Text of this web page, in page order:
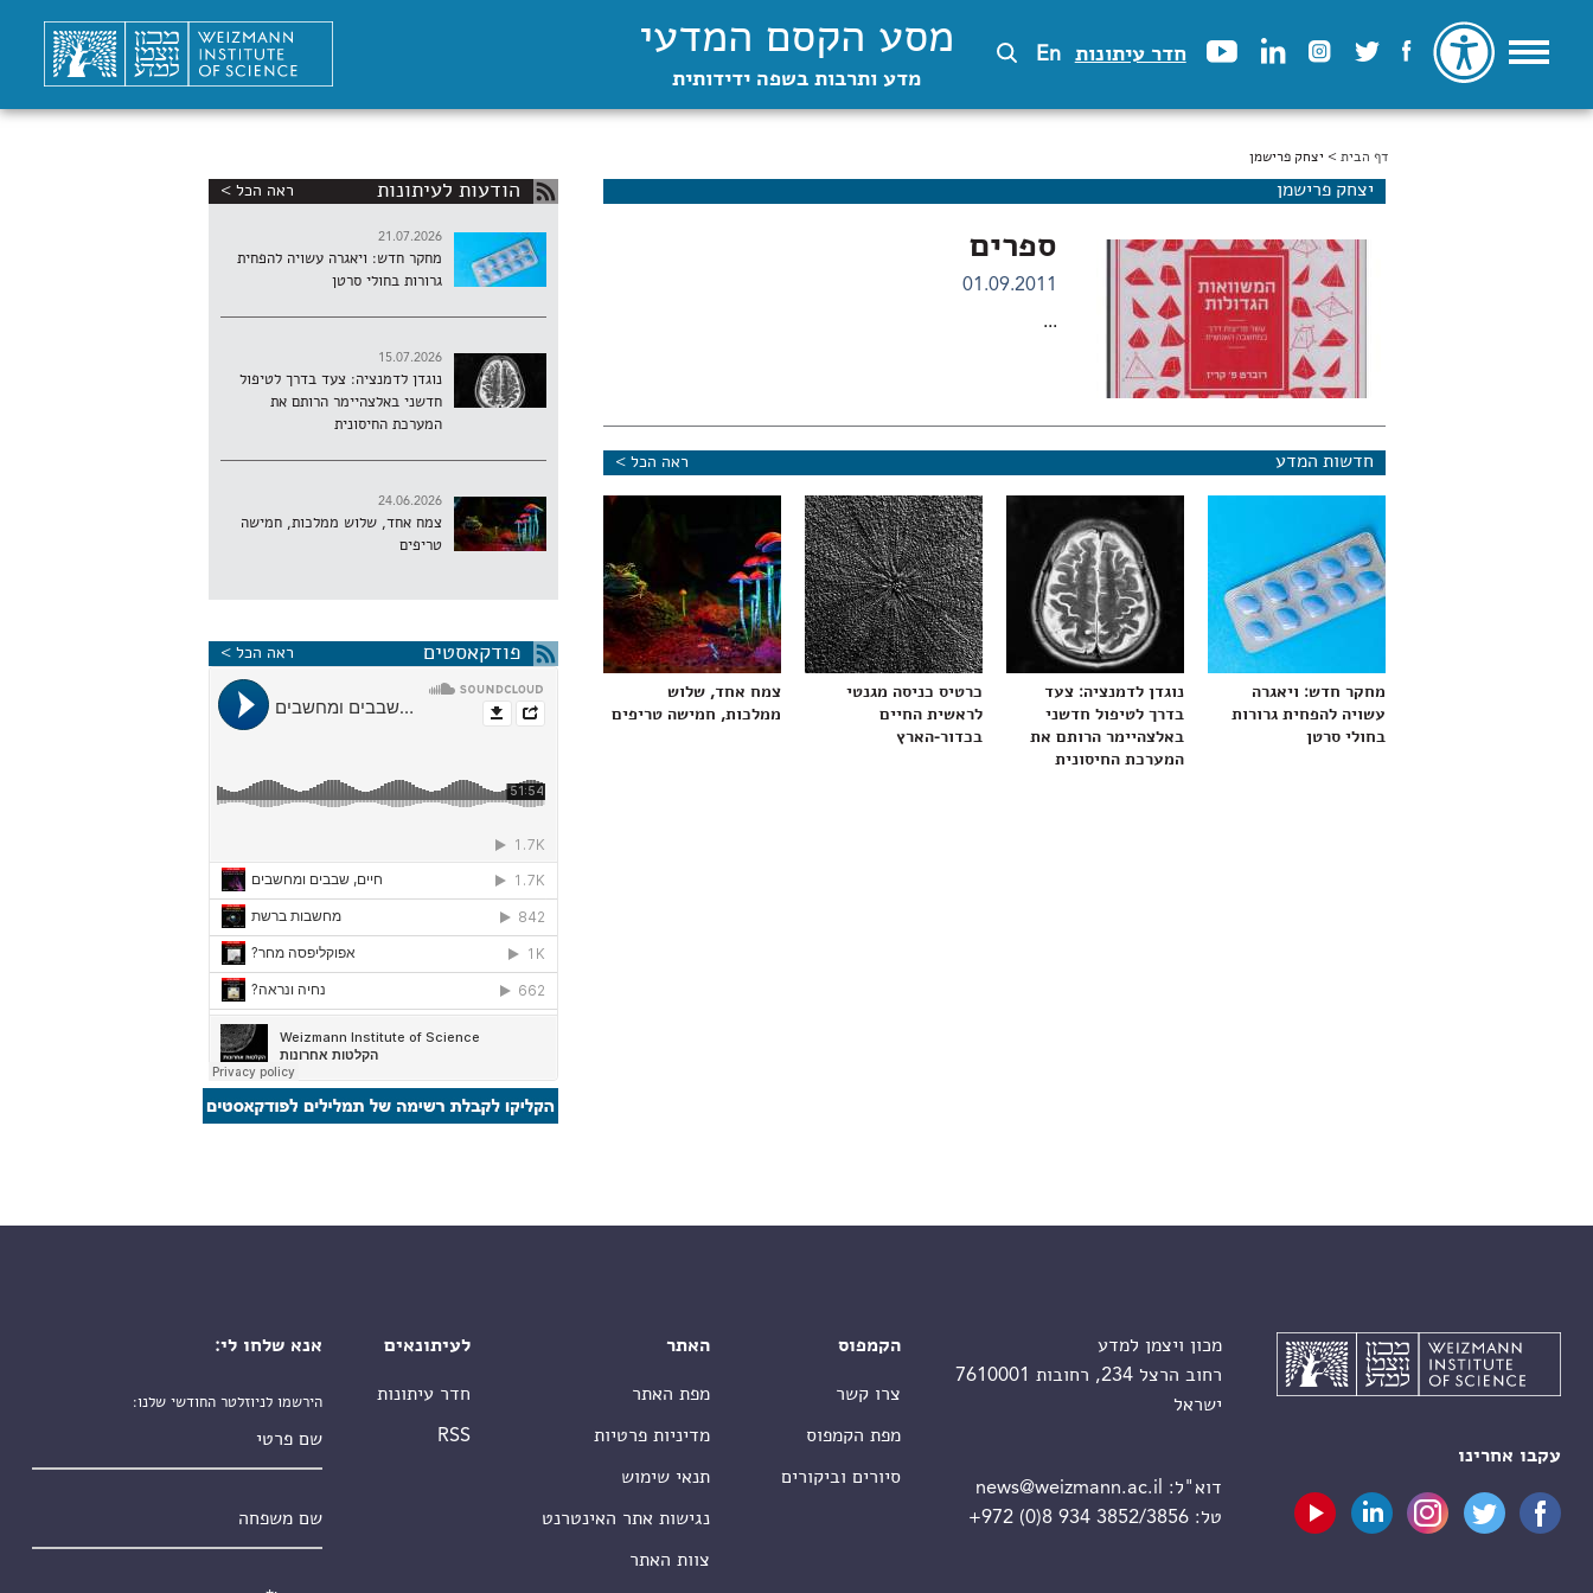
חדר עיתונות En מסע הקסם המדעי
מדע ותרבות בשפה ידידותית
הינך נמצא כאן
דף הבית > יצחק פרישמן
יצחק פרישמן
ספרים
01.09.2011
...
חדשות המדע ראה הכל >
מחקר חדש: ויאגרה
עשויה להפחית גרורות
בחולי סרטן
נוגדן לדמנציה: צעד
בדרך לטיפול חדשני
באלצהיימר הרותם את
המערכת החיסונית
כרטיס כניסה מגנטי
לראשית החיים
בכדור-הארץ
צמח אחד, שלוש
ממלכות, חמישה טריפים
הודעות לעיתונות ראה הכל >
21.07.2026
מחקר חדש: ויאגרה עשויה להפחית
גרורות בחולי סרטן
15.07.2026
נוגדן לדמנציה: צעד בדרך לטיפול
חדשני באלצהיימר הרותם את
המערכת החיסונית
24.06.2026
צמח אחד, שלוש ממלכות, חמישה
טריפים
פודקאסטים ראה הכל >
עקבו אחרינו
מכון ויצמן למדע
רחוב הרצל 234, רחובות 7610001
ישראל
דוא"ל:
news@weizmann.ac.il
טל:+972 (0)8 934 3852/3856
הקמפוס
צרו קשר
מפת הקמפוס
סיורים וביקורים
האתר
מפת האתר
מדיניות פרטיות
תנאי שימוש
נגישות אתר האינטרנט
צוות האתר
לעיתונאים
חדר עיתונות
RSS
אנא שלחו לי:
הירשמו לניוזלטר החודשי שלנו: